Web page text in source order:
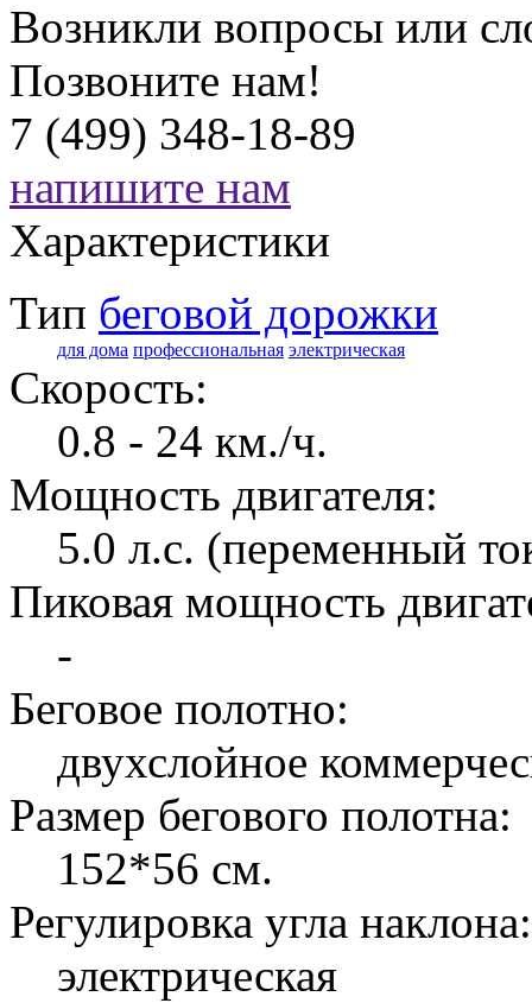
Возникли вопросы или
Позвоните нам!
7 (499) 348-18-89
напишите нам
Характеристики
Тип беговой дорожки
для дома профессиональная электрическая
Скорость:
0.8 - 24 км./ч.
Мощность двигателя:
5.0 л.с. (переменный
Пиковая мощность
-
Беговое полотно:
двухслойное
Размер бегового полотна:
152*56 см.
Регулировка угла наклона:
электрическая